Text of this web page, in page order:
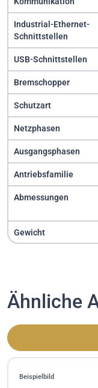
Industrial-Ethernet-
Schnittstellen
USB-Schnittstellen
Bremschopper
Schutzart
Netzphasen
Ausgangsphasen
Antriebsfamilie
Abmessungen
Gewicht
Ähnliche
Beispielbild